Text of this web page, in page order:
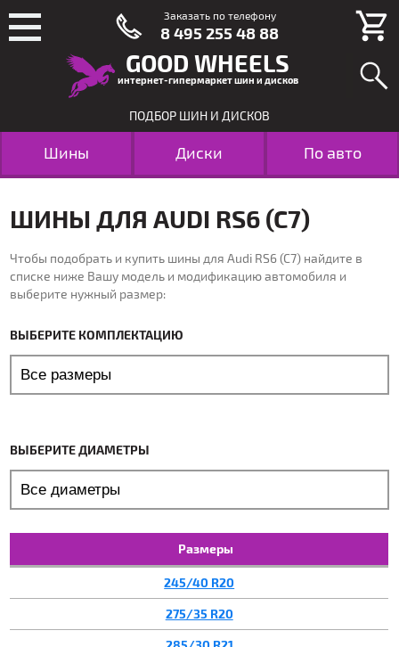
GOOD WHEELS
интернет-гипермаркет шин и дисков
ПОДБОР ШИН И ДИСКОВ
Шины Диски По авто
ШИНЫ ДЛЯ AUDI RS6 (C7)
Чтобы подобрать и купить шины для Audi RS6 (C7) найдите в
списке ниже Вашу модель и модификацию автомобиля и
выберите нужный размер:
ВЫБЕРИТЕ КОМПЛЕКТАЦИЮ
ВЫБЕРИТЕ ДИАМЕТРЫ
Размеры
245/40 R20
275/35 R20
Заказать по телефону
8 495 255 48 88